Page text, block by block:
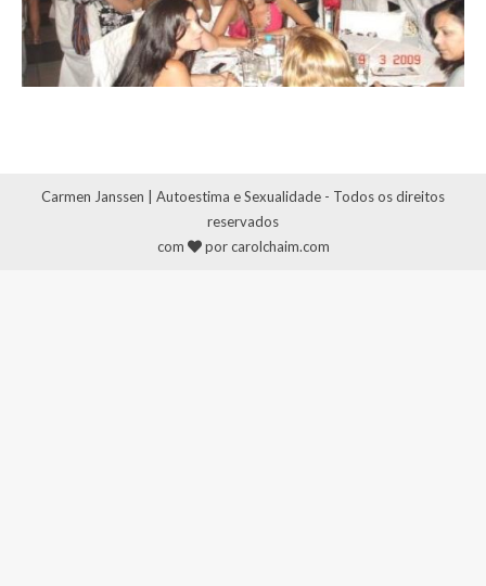
Carmen Janssen | Autoestima e Sexualidade - Todos os direitos
reservados
com
por carolchaim.com